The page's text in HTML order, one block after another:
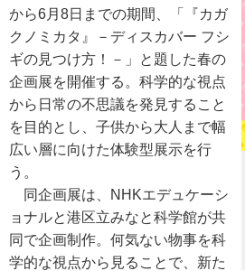
から6月8日までの期間、「『カガ
クノミカタ』－ディスカバー フシ
ギの見つけ方！－」と題した春の
企画展を開催する。科学的な視点
から日常の不思議を発見すること
を目的とし、子供から大人まで幅
広い層に向けた体験型展示を行
う。
同企画展は、NHKエデュケーシ
ョナルと港区立みなと科学館が共
同で企画制作。何気ない物事を科
学的な視点から見ることで、新た